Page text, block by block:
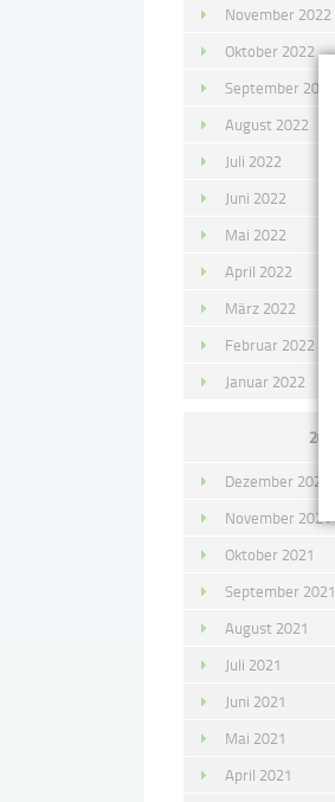
November 2022
Oktober 2022
September 2022
August 2022
Juli 2022
Juni 2022
Mai 2022
April 2022
März 2022
Februar 2022
Januar 2022
2021
Dezember 2021
November 2021
Oktober 2021
September 2021
August 2021
Juli 2021
Juni 2021
Mai 2021
April 2021